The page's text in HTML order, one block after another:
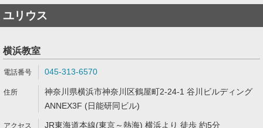
ユリウス
横浜教室
045-313-6570
神奈川県横浜市神奈川区鶴屋町2-24-1 谷川ビルディング
ANNEX3F (日能研同ビル)
JR東海道本線(東京～熱海) 横浜より 徒歩 約5分